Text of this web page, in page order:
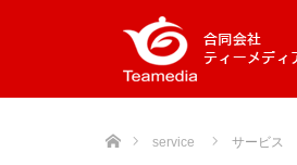
service サービス